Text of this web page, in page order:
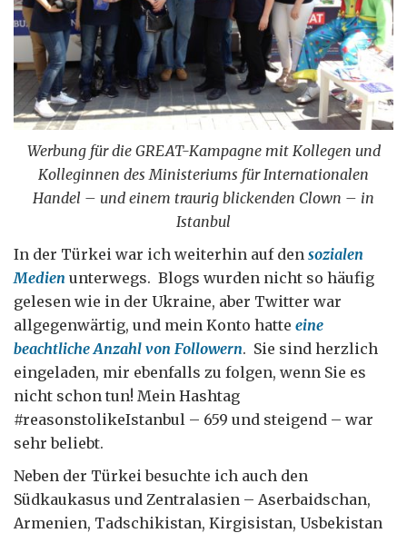
Werbung für die GREAT-Kampagne mit Kollegen und
Kolleginnen des Ministeriums für Internationalen
Handel – und einem traurig blickenden Clown – in
Istanbul
In der Türkei war ich weiterhin auf den sozialen
Medien unterwegs. Blogs wurden nicht so häufig
gelesen wie in der Ukraine, aber Twitter war
allgegenwärtig, und mein Konto hatte eine
beachtliche Anzahl von Followern. Sie sind herzlich
eingeladen, mir ebenfalls zu folgen, wenn Sie es
nicht schon tun! Mein Hashtag
#reasonstolikeIstanbul – 659 und steigend – war
sehr beliebt.
Neben der Türkei besuchte ich auch den
Südkaukasus und Zentralasien – Aserbaidschan,
Armenien, Tadschikistan, Kirgisistan, Usbekistan